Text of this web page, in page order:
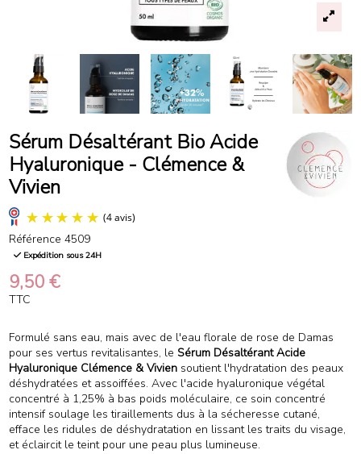
Sérum Désaltérant Bio Acide
Hyaluronique - Clémence &
Vivien
(4 avis)
Référence 4509
Expédition sous 24H
9,50 €
TTC
Formulé sans eau, mais avec de l'eau florale de rose de Damas
pour ses vertus revitalisantes, le Sérum Désaltérant Acide
Hyaluronique Clémence & Viviensoutient l'hydratation des peaux
déshydratées et assoiffées. Avec l'acide hyaluronique végétal
concentré à 1,25% à bas poids moléculaire, ce soin concentré
intensif soulage les tiraillements dus à la sécheresse cutané,
efface les ridules de déshydratation en lissant les traits du visage,
et éclaircit le teint pour une peau plus lumineuse.